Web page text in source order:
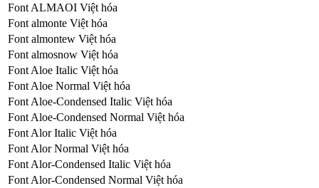
Font ALMAOI Việt hóa
Font almonte Việt hóa
Font almontew Việt hóa
Font almosnow Việt hóa
Font Aloe Italic Việt hóa
Font Aloe Normal Việt hóa
Font Aloe-Condensed Italic Việt hóa
Font Aloe-Condensed Normal Việt hóa
Font Alor Italic Việt hóa
Font Alor Normal Việt hóa
Font Alor-Condensed Italic Việt hóa
Font Alor-Condensed Normal Việt hóa